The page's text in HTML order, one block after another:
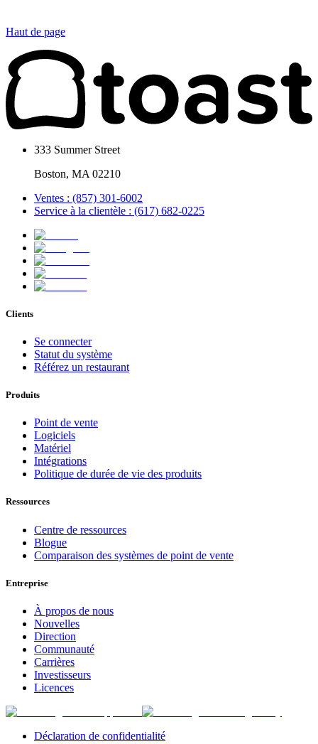
Haut de page
333 Summer Street
Boston, MA 02210
Ventes : (857) 301-6002
Service à la clientèle : (617) 682-0225
Clients
Se connecter
Statut du système
Référez un restaurant
Produits
Point de vente
Logiciels
Matériel
Intégrations
Politique de durée de vie des produits
Ressources
Centre de ressources
Blogue
Comparaison des systèmes de point de vente
Entreprise
À propos de nous
Nouvelles
Direction
Communauté
Carrières
Investisseurs
Licences
Déclaration de confidentialité